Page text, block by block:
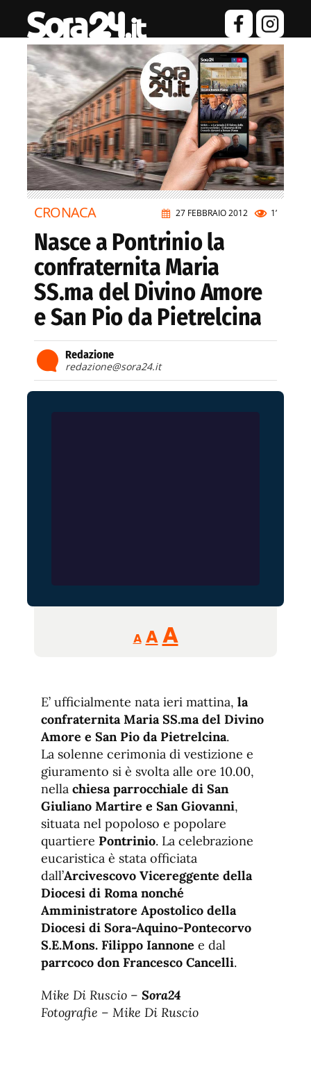
27 FEBBRAIO 2012 1’
CRONACA
Nasce a Pontrinio la
confraternita Maria
SS.ma del Divino Amore
e San Pio da Pietrelcina
Redazione
redazione@sora24.it
A
Reducir
tamaño
A Restablecer
fuente
AAumentar
de
fuente.
E’ ufficialmente nata ieri mattina, la
confraternita Maria SS.ma del Divino
Amore e San Pio da Pietrelcina.
La solenne cerimonia di vestizione e
giuramento si è svolta alle ore 10.00,
nella chiesa parrocchiale di San
Giuliano Martire e San Giovanni,
situata nel popoloso e popolare
quartiere Pontrinio. La celebrazione
eucaristica è stata officiata
dall’Arcivescovo Vicereggente della
Diocesi di Roma nonché
Amministratore Apostolico della
Diocesi di Sora-Aquino-Pontecorvo
S.E.Mons. Filippo Iannone e dal
parrcoco don Francesco Cancelli.
Mike Di Ruscio – Sora24
Fotografie – Mike Di Ruscio